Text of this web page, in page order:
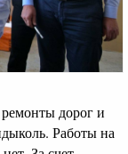
ремонты дорог и
Работы на